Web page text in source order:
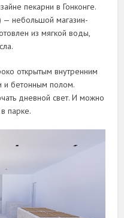
пекарни в Гонконге.
— небольшой магазин-
из мягкой воды,
открытым внутренним
и бетонным полом.
дневной свет. И можно
парке.